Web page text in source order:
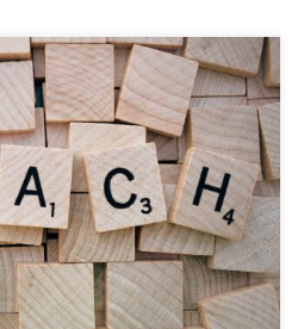
weitere ehrenamtliche
Interessenten unterrichten zu
teachers-
Dank!